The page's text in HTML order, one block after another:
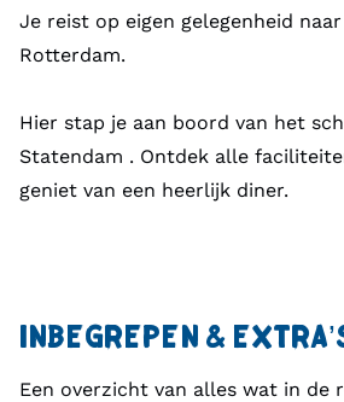
Je reist op eigen gelegenheid
Rotterdam.
Hier stap je aan boord van het
Statendam . Ontdek alle
geniet van een heerlijk diner.
INBEGREPEN &
Een overzicht van alles wat in de